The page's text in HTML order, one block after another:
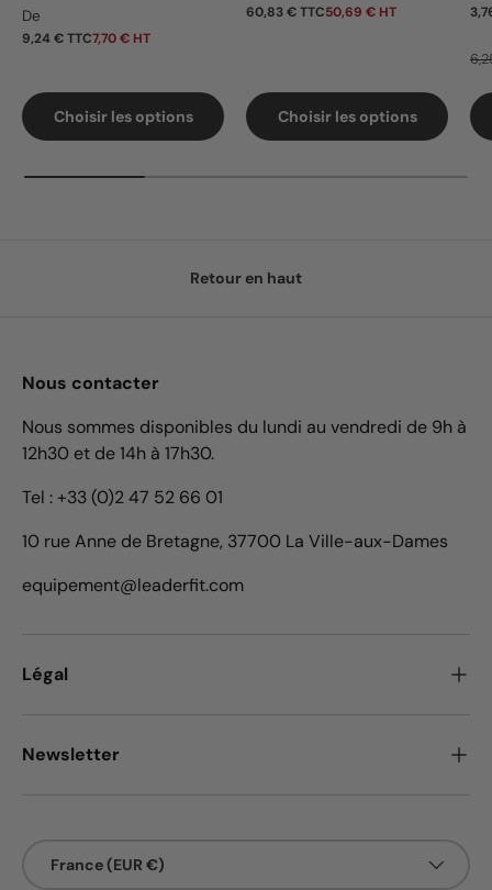
Prix habituel
De
9,24 € TTC7,70 € HT
Choisir les options
60,83 € TTC50,69 € HT
Choisir les options
Retour en haut
Nous contacter
Nous sommes disponibles du lundi au vendredi de 9h à
12h30 et de 14h à 17h30.
Tel : +33 (0)2 47 52 66 01
10 rue Anne de Bretagne, 37700 La Ville-aux-Dames
equipement@leaderfit.com
Légal
Newsletter
France (EUR €)